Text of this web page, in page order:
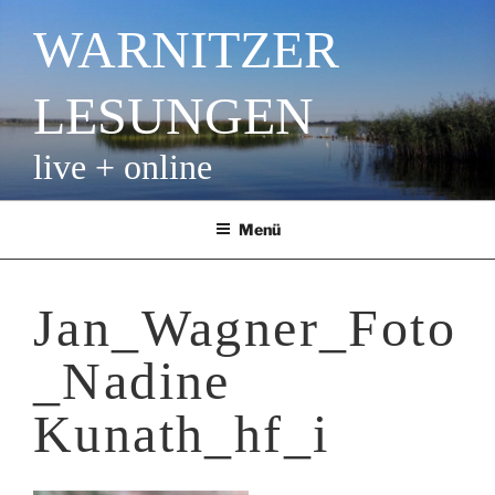
Inhalt
springenWARNITZER
LESUNGEN
live + online
Menü
Jan_Wagner_Foto
_Nadine
Kunath_hf_i